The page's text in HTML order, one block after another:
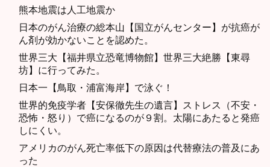
熊本地震は人工地震か
日本のがん治療の総本山【国立がんセンター】が抗癌が
ん剤が効かないことを認めた。
世界三大【福井県立恐竜博物館】世界三大絶勝【東尋
坊】に行ってみた。
日本一【鳥取・浦富海岸】で泳ぐ！
世界的免疫学者【安保徹先生の遺言】ストレス（不安・
恐怖・怒り）で癌になるのが９割。太陽にあたると発癌
しにくい。
アメリカのがん死亡率低下の原因は代替療法の普及にあ
った